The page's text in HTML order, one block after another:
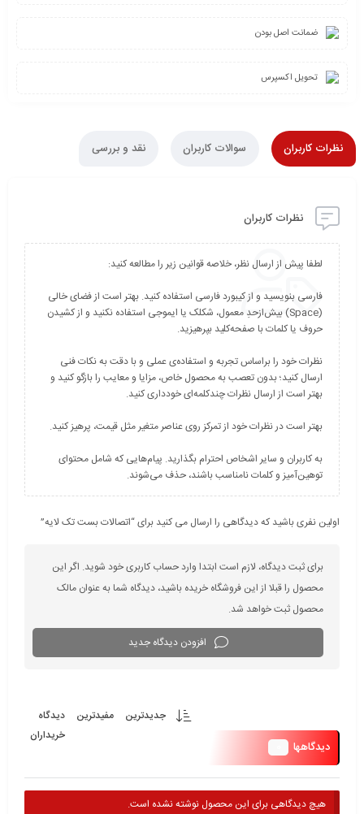
ضمانت اصل بودن
تحویل اکسپرس
نظرات کاربران سوالات کاربران نقد و بررسی
نظرات کاربران
فارسی بنویسید و از کیبورد فارسی استفاده کنید. بهتر است از فضای خالی
(Space) بیش‌از‌حدِ معمول، شکلک یا ایموجی استفاده نکنید و از کشیدن
نظرات خود را براساس تجربه و استفاده‌ی عملی و با دقت به نکات فنی
ارسال کنید؛ بدون تعصب به محصول خاص، مزایا و معایب را بازگو کنید و
به کاربران و سایر اشخاص احترام بگذارید. پیام‌هایی که شامل محتوای
توهین‌آمیز و کلمات نامناسب باشند، حذف می‌شوند.
اولین نفری باشید که دیدگاهی را ارسال می کنید برای “اتصالات بست تک لایه”
برای ثبت دیدگاه، لازم است ابتدا وارد حساب کاربری خود شوید. اگر این
محصول را قبلا از این فروشگاه خریده باشید، دیدگاه شما به عنوان مالک
محصول ثبت خواهد شد.
افزودن دیدگاه جدید
دیدگاهها
جدیدترین مفیدترین
دیدگاه
خریداران
هیچ دیدگاهی برای این محصول نوشته نشده است.